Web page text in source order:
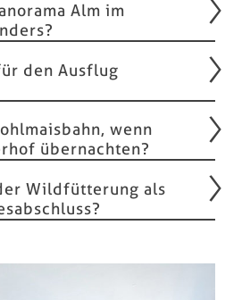
Alm im
den Ausflug
wenn
übernachten?
Wildfütterung als